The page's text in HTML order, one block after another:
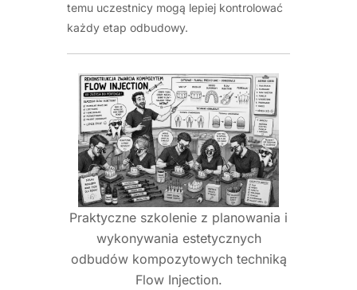
temu uczestnicy mogą lepiej kontrolować
każdy etap odbudowy.
Praktyczne szkolenie z planowania i
wykonywania estetycznych
odbudów kompozytowych techniką
Flow Injection.